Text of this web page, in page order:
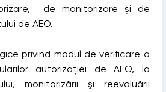
de monitorizare și de
de AEO.
privind modul de verificare a
autorizației de AEO, la
monitorizării şi reevaluării